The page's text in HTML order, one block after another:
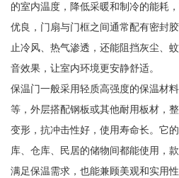
的室内温度，降低采暖和制冷的能耗
优良，门扇与门框之间通常配有密封
止冷风、热气渗透，还能阻挡灰尘、
音效果，让室内环境更安静舒适。
保温门一般采用轻质高强度的保温材
等，外层搭配钢板或其他耐用板材，
变形，抗冲击性好，使用寿命长。它
库、仓库、民居的储物间都能使用，
满足保温需求，也能兼顾美观和实用